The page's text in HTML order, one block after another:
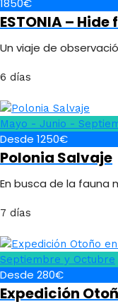
1850€
ESTONIA –
Un viaje de
6 días
Mayo - Junio -
Desde 1250€
Polonia Salvaje
En busca de la fauna
7 días
Septiembre y Octubre
Desde 280€
Expedición